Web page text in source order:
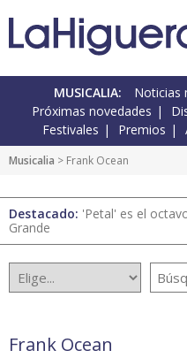
MUSICALIA: Noticias
Próximas novedades
Festivales
Premios
Musicalia > Frank Ocean
Destacado: 'Petal' es el
Grande
Frank Ocean